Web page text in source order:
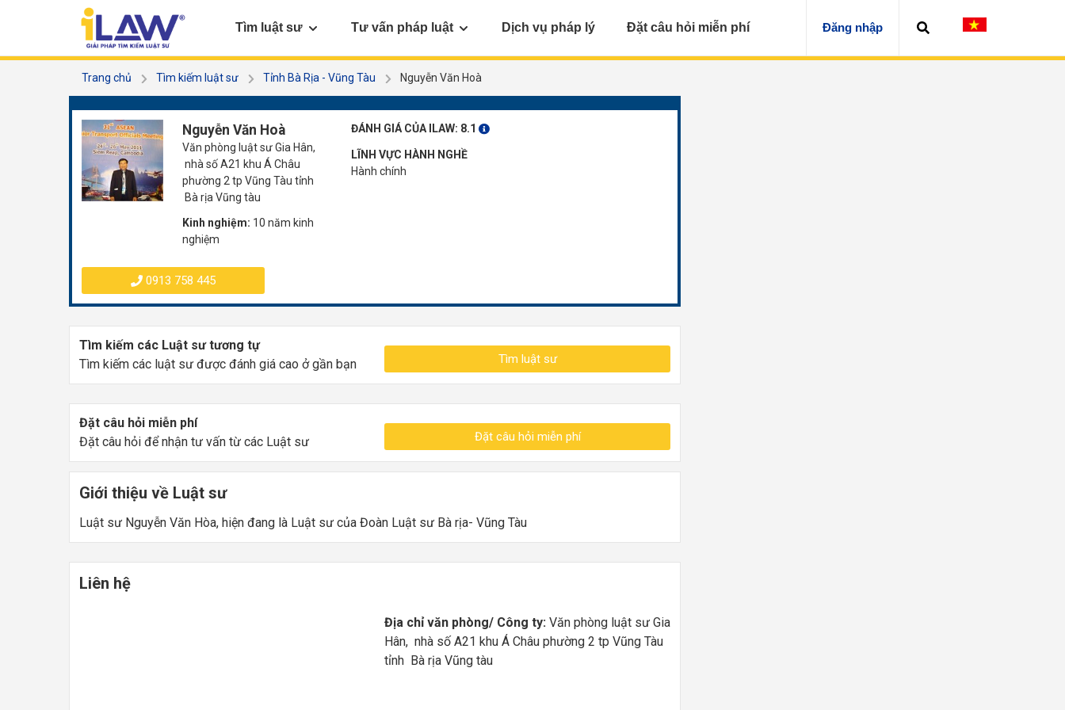
Tìm luật sư Tư vấn pháp luật Dịch vụ pháp lý Đặt câu hỏi miễn phí Đăng nhập
Trang chủ Tìm kiếm luật sư Tỉnh Bà Rịa - Vũng Tàu Nguyễn Văn Hoà
Nguyễn Văn Hoà
Văn phòng luật sư Gia Hân,
nhà số A21 khu Á Châu
phường 2 tp Vũng Tàu tỉnh
Bà rịa Vũng tàu
Kinh nghiệm: 10 năm kinh
nghiệm
ĐÁNH GIÁ CỦA ILAW: 8.1
LĨNH VỰC HÀNH NGHỀ
Hành chính
0913 758 445
Tìm kiếm các Luật sư tương tự
Tìm kiếm các luật sư được đánh giá cao ở gần bạn
Tìm luật sư
Đặt câu hỏi miễn phí
Đặt câu hỏi để nhận tư vấn từ các Luật sư
Đặt câu hỏi miễn phí
Giới thiệu về Luật sư
Luật sư Nguyễn Văn Hòa, hiện đang là Luật sư của Đoàn Luật sư Bà rịa- Vũng Tàu
Liên hệ
Địa chỉ văn phòng/ Công ty: Văn phòng luật sư Gia
Hân, nhà số A21 khu Á Châu phường 2 tp Vũng Tàu
tỉnh Bà rịa Vũng tàu